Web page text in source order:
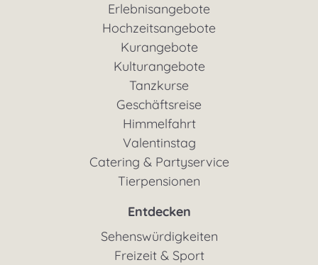
Erlebnisangebote
Hochzeitsangebote
Kurangebote
Kulturangebote
Tanzkurse
Geschäftsreise
Himmelfahrt
Valentinstag
Catering & Partyservice
Tierpensionen
Entdecken
Sehenswürdigkeiten
Freizeit & Sport